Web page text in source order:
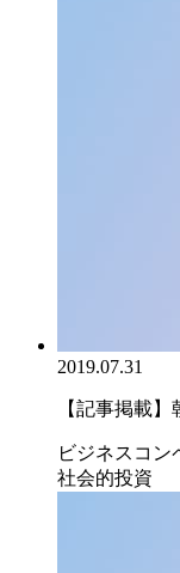
2019.07.31
【記事掲載
ビジネスコン
社会的投資